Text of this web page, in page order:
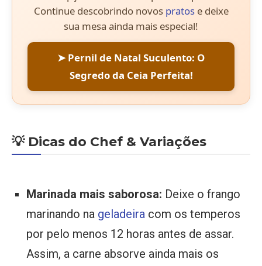
Continue descobrindo novos pratose deixe
sua mesa ainda mais especial!
➤ Pernil de Natal Suculento: O
Segredo da Ceia Perfeita!
💡 Dicas do Chef & Variações
Marinada mais saborosa: Deixe o frango
marinando na geladeira com os temperos
por pelo menos 12 horas antes de assar.
Assim, a carne absorve ainda mais os